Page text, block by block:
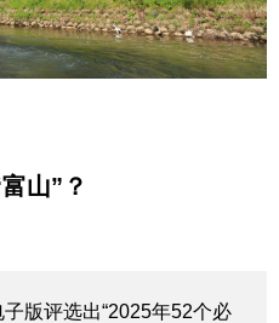
العربية
山”？
版评选出“2025年52个必